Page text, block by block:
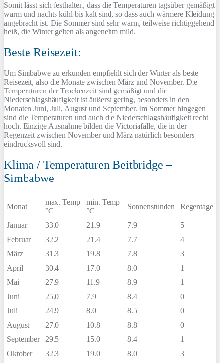
Somit lässt sich festhalten, dass die Temperaturen tagsüber gemäßigt
warm und nachts kühl bis kalt sind, so dass auch wärmere Kleidung
angebracht ist. Die Sommer sind sehr warm, teilweise richtiggehend
heiß, die Winter gelten als angenehm mild.
Beste Reisezeit:
Um Simbabwe zu erkunden empfiehlt sich der Winter als beste
Reisezeit, also die Monate zwischen März und November. Die
Temperaturen der Trockenzeit sind gemäßigt und die
Niederschlagshäufigkeit ist äußerst gering, besonders in den
Monaten Juni, Juli, August und September. Im Sommer hingegen
sind die Temperaturen und auch die Niederschlagshäufigkeit recht
hoch. Einzige Ausnahme bilden die Victoriafälle, die in der
Regenzeit zwischen November und März natürlich besonders
eindrucksvoll sind.
Klima / Temperaturen Beitbridge –
Simbabwe
Monat
max. Temp
°C
min. Temp
°C
Sonnenstunden Regentage
Januar 33.0 21.9 7.9
5
Februar
32.2 21.4 7.7
4
März
31.3 19.8 7.8
3
April
30.4 17.0 8.0
1
Mai
27.9 11.9 8.9
1
Juni
25.0 7.9 8.4
0
Juli
24.9 8.0 8.5
0
August
27.0 10.8 8.8
0
September
29.5 15.0 8.4
1
Oktober
32.3 19.0 8.0
3